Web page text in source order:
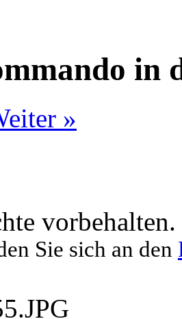
in
vorbehalten.
Sie sich an den